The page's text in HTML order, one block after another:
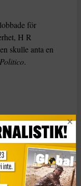
för
H R
skulle anta en
Politico.